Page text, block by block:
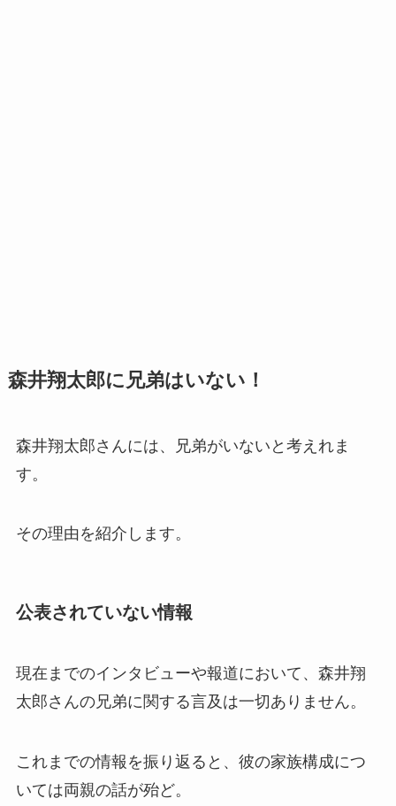
森井翔太郎に兄弟はいない！
森井翔太郎さんには、兄弟がいないと考えれま
す。
その理由を紹介します。
公表されていない情報
現在までのインタビューや報道において、森井翔
太郎さんの兄弟に関する言及は一切ありません。
これまでの情報を振り返ると、彼の家族構成につ
いては両親の話が殆ど。